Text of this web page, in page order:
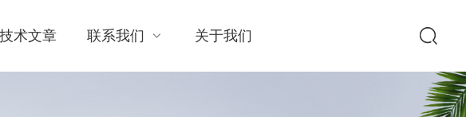
技术文章 联系我们 关于我们